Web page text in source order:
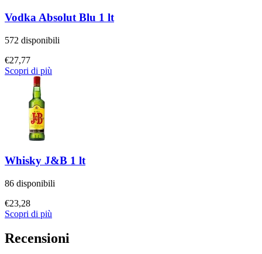
Vodka Absolut Blu 1 lt
572 disponibili
€27,77
Scopri di più
Whisky J&B 1 lt
86 disponibili
€23,28
Scopri di più
Recensioni